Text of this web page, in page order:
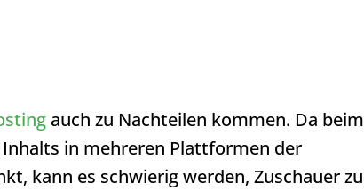
auch zu Nachteilen kommen. Da beim
in mehreren Plattformen der
kann es schwierig werden, Zuschauer zu